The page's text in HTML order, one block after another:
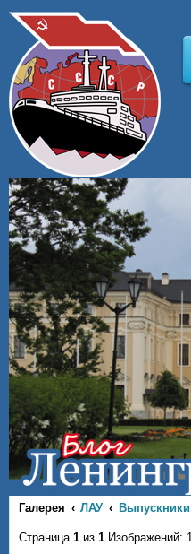
Галерея ЛАУ Выпускники
Страница 1 из 1 Изображений: 1